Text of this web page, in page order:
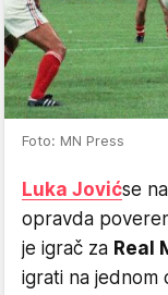
Foto: MN Press
Luka Jovićse
opravda
je igrač za Real
igrati na jednom